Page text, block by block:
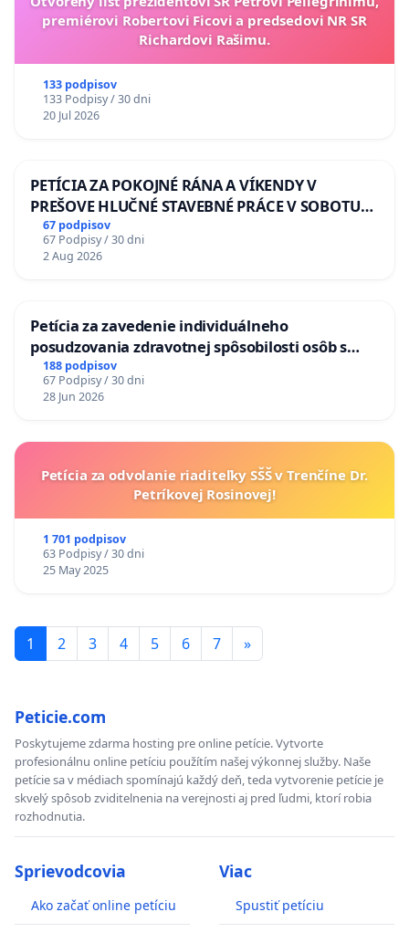
premiérovi Robertovi Ficovi a predsedovi NR SR
Richardovi Rašimu.
133 podpisov
133 Podpisy / 30 dni
20 Jul 2026
PETÍCIA ZA POKOJNÉ RÁNA A VÍKENDY V
PREŠOVE HLUČNÉ STAVEBNÉ PRÁCE V SOBOTU
LEN OD 9.00 DO 13.00 HOD., CEZ PRACOVNÝ
TÝŽDEŇ CIEĽ 8.00 – 18.00 HOD. A PRAVIDELNÁ
KONTROLA STAVBY C-AREA NA
67 podpisov
67 Podpisy / 30 dni
2 Aug 2026
Petícia za zavedenie individuálneho
posudzovania zdravotnej spôsobilosti osôb s
diabetom 1. a 2. typu pri prijímaní do
Policajného zboru SR
188 podpisov
67 Podpisy / 30 dni
28 Jun 2026
Petícia za odvolanie riaditeľky SŠŠ v Trenčíne Dr.
Petríkovej Rosinovej!
1 701 podpisov
63 Podpisy / 30 dni
25 May 2025
1 2 3 4 5 6 7 »
Peticie.com
Poskytujeme zdarma hosting pre online petície. Vytvorte
profesionálnu online petíciu použítím našej výkonnej služby. Naše
petície sa v médiach spomínajú každý deň, teda vytvorenie petície je
skvelý spôsob zviditelnenia na verejnosti aj pred ľudmi, ktorí robia
rozhodnutia.
Sprievodcovia
Ako začať online petíciu
Viac
Spustiť petíciu